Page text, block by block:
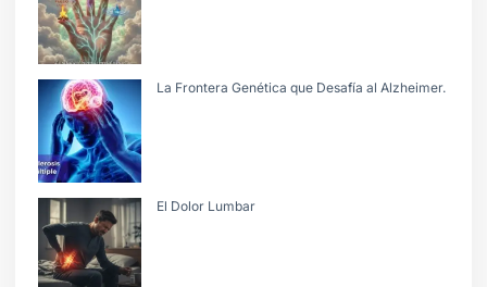
La Frontera Genética que Desafía al Alzheimer.
El Dolor Lumbar